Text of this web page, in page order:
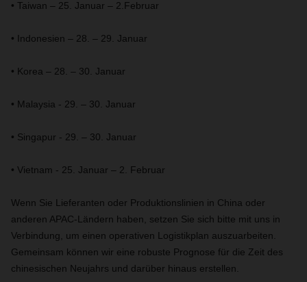
• Taiwan – 25. Januar – 2.Februar
• Indonesien – 28. – 29. Januar
• Korea – 28. – 30. Januar
• Malaysia - 29. – 30. Januar
• Singapur - 29. – 30. Januar
• Vietnam - 25. Januar – 2. Februar
Wenn Sie Lieferanten oder Produktionslinien in China oder
anderen APAC-Ländern haben, setzen Sie sich bitte mit uns in
Verbindung, um einen operativen Logistikplan auszuarbeiten.
Gemeinsam können wir eine robuste Prognose für die Zeit des
chinesischen Neujahrs und darüber hinaus erstellen.